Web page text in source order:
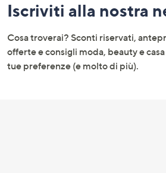
menu
e
informazioni
Iscriviti alla nostra
Cosa troverai? Sconti riservati,
offerte e consigli moda, beauty e
tue preferenze (e molto di più).